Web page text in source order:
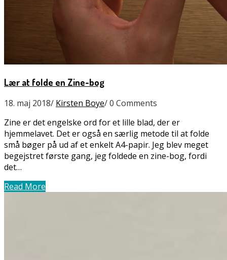
Lær at folde en Zine-bog
18. maj 2018/ Kirsten Boye/0 Comments
Zine er det engelske ord for et lille blad, der er
hjemmelavet. Det er også en særlig metode til at folde
små bøger på ud af et enkelt A4-papir. Jeg blev meget
begejstret første gang, jeg foldede en zine-bog, fordi
det…
Read More